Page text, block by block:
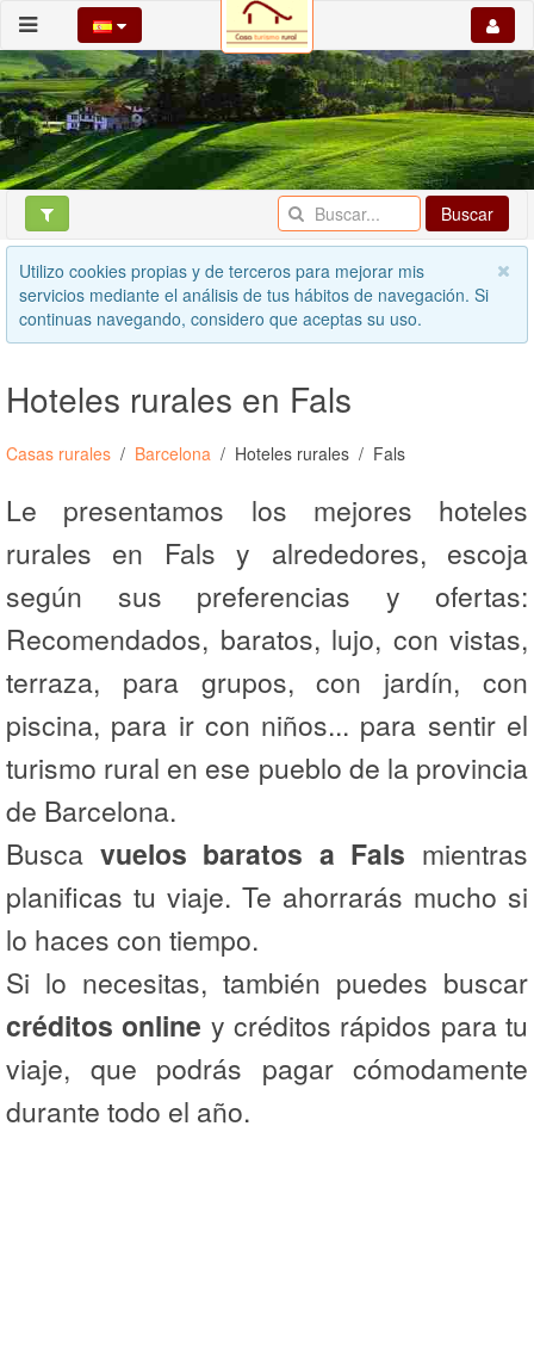
Buscar
Utilizo cookies propias y de terceros para mejorar mis
servicios mediante el análisis de tus hábitos de navegación. Si
continuas navegando, considero que aceptas su uso.
Hoteles rurales en Fals
Casas rurales Barcelona Hoteles rurales Fals
Le presentamos los mejores hoteles
rurales en Fals y alrededores, escoja
según sus preferencias y ofertas:
Recomendados, baratos, lujo, con vistas,
terraza, para grupos, con jardín, con
piscina, para ir con niños... para sentir el
turismo rural en ese pueblo de la provincia
de Barcelona.
Busca vuelos baratos a Fals mientras
planificas tu viaje. Te ahorrarás mucho si
lo haces con tiempo.
Si lo necesitas, también puedes buscar
créditos online y créditos rápidos para tu
viaje, que podrás pagar cómodamente
durante todo el año.